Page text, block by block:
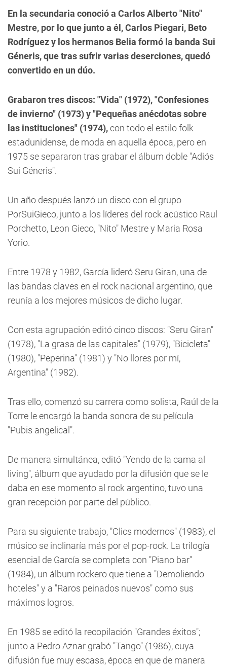
En la secundaria conoció a Carlos Alberto "Nito"
Mestre, por lo que junto a él, Carlos Piegari, Beto
Rodríguez y los hermanos Belia formó la banda Sui
Géneris, que tras sufrir varias deserciones, quedó
convertido en un dúo.
Grabaron tres discos: "Vida" (1972), "Confesiones
de invierno" (1973) y "Pequeñas anécdotas sobre
las instituciones" (1974),con todo el estilo folk
estadunidense, de moda en aquella época, pero en
1975 se separaron tras grabar el álbum doble "Adiós
Sui Géneris".
Un año después lanzó un disco con el grupo
PorSuiGieco, junto a los líderes del rock acústico Raul
Porchetto, Leon Gieco, "Nito" Mestre y Maria Rosa
Yorio.
Entre 1978 y 1982, García lideró Seru Giran, una de
las bandas claves en el rock nacional argentino, que
reunía a los mejores músicos de dicho lugar.
Con esta agrupación editó cinco discos: "Seru Giran"
(1978), "La grasa de las capitales" (1979), "Bicicleta"
(1980), "Peperina" (1981) y "No llores por mí,
Argentina" (1982).
Tras ello, comenzó su carrera como solista, Raúl de la
Torre le encargó la banda sonora de su película
"Pubis angelical".
De manera simultánea, editó "Yendo de la cama al
living", álbum que ayudado por la difusión que se le
daba en ese momento al rock argentino, tuvo una
gran recepción por parte del público.
Para su siguiente trabajo, "Clics modernos" (1983), el
músico se inclinaría más por el pop-rock. La trilogía
esencial de García se completa con "Piano bar"
(1984), un álbum rockero que tiene a "Demoliendo
hoteles" y a "Raros peinados nuevos" como sus
máximos logros.
En 1985 se editó la recopilación "Grandes éxitos";
junto a Pedro Aznar grabó "Tango" (1986), cuya
difusión fue muy escasa, época en que de manera